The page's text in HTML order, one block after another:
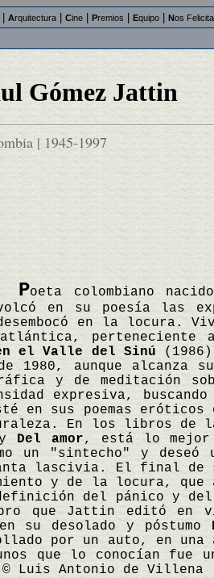
Arquitectura Cine Premios Equipo Nos
Gómez Jattin
| 1945-1997
Poeta colombiano
en su poesía las
en la locura.
en el Valle del Sinú
1980, aunque alcanza
y de meditación
expresiva,
en sus poemas
En los libros de
Del amor, está lo mejor
un "sintecho" y
lascivia. El final de
y de la locura,
del pánico y
que Jattin editó en
su desolado y póstumo
por un auto, en una
que lo conocían
Luis Antonio de Villena